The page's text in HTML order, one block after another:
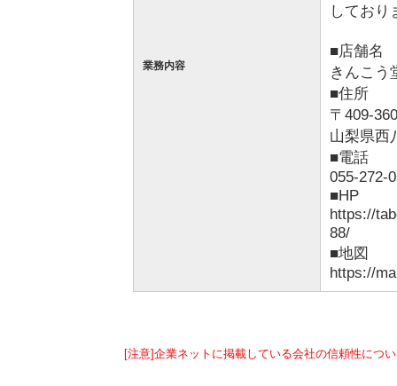
業務内容
しており
■店舗名
きんこう
■住所
〒409-
山梨県西
■電話
055-272-
■HP
https://
88/
■地図
https://
[注意]企業ネットに掲載している会社の信頼性につ